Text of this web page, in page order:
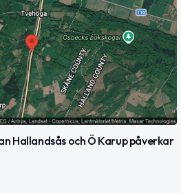
Hallandsås och Ö Karup påverkar